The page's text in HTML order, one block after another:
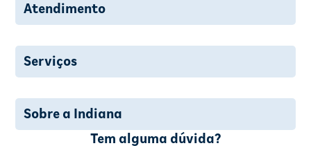
Atendimento
Serviços
Sobre a Indiana
Tem alguma dúvida?